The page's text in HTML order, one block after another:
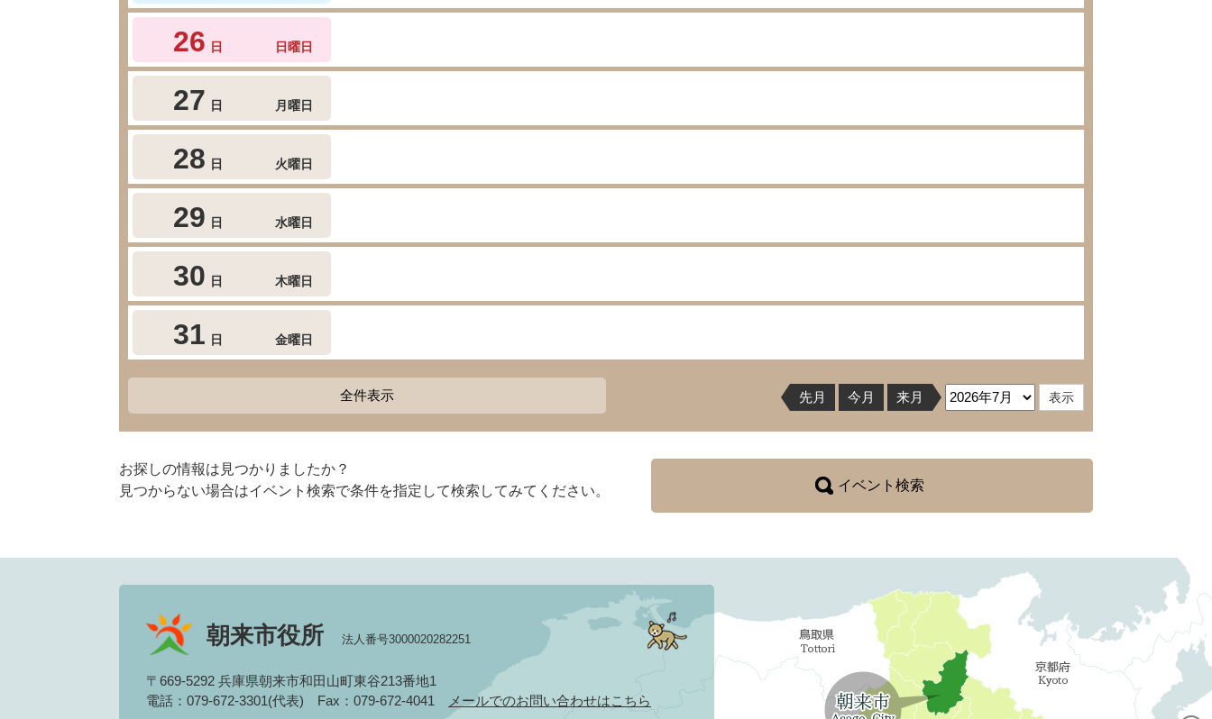
26 日 日曜日
27 日 月曜日
28 日 火曜日
29 日 水曜日
30 日 木曜日
31 日 金曜日
全件表示 先月 今月 来月
お探しの情報は見つかりましたか？
見つからない場合はイベント検索で条件を指定して検索してみてください。
イベント検索
朝来市役所 法人番号3000020282251
〒669-5292 兵庫県朝来市和田山町東谷213番地1
電話：079-672-3301(代表) Fax：079-672-4041 メールでのお問い合わせはこちら